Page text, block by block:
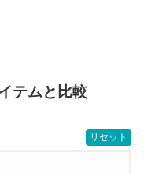
テムと比較
リセット